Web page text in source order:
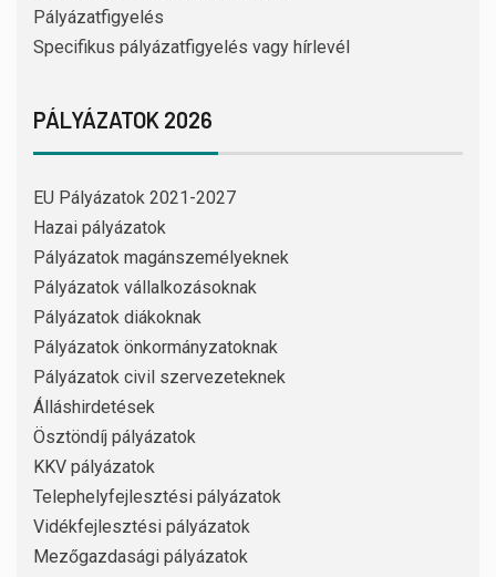
Pályázatfigyelés
Specifikus pályázatfigyelés vagy hírlevél
PÁLYÁZATOK 2026
EU Pályázatok 2021-2027
Hazai pályázatok
Pályázatok magánszemélyeknek
Pályázatok vállalkozásoknak
Pályázatok diákoknak
Pályázatok önkormányzatoknak
Pályázatok civil szervezeteknek
Álláshirdetések
Ösztöndíj pályázatok
KKV pályázatok
Telephelyfejlesztési pályázatok
Vidékfejlesztési pályázatok
Mezőgazdasági pályázatok